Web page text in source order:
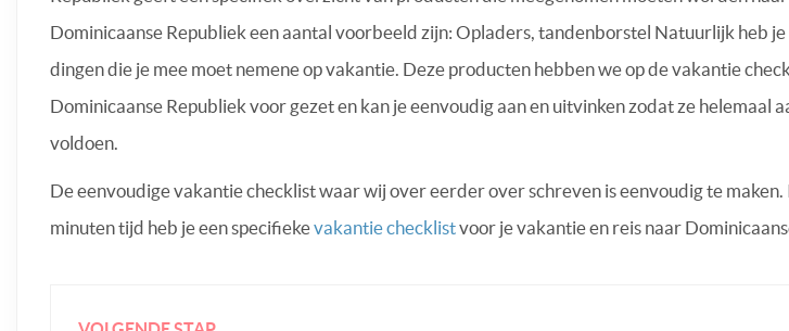
Dominicaanse Republiek een aantal voorbeeld zijn: Opladers, tandenborstel Natuurlijk heb je
dingen die je mee moet nemene op vakantie. Deze producten hebben we op de vakantie
Dominicaanse Republiek voor gezet en kan je eenvoudig aan en uitvinken zodat ze helemaal
voldoen.
De eenvoudige vakantie checklist waar wij over eerder over schreven is eenvoudig te maken.
minuten tijd heb je een specifiekevakantie checklistvoor je vakantie en reis naar